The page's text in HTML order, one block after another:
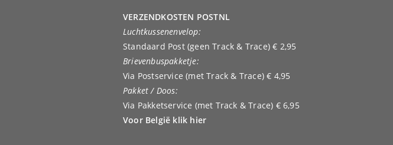
VERZENDKOSTEN POSTNL
Luchtkussenenvelop:
Standaard Post (geen Track & Trace) € 2,95
Brievenbuspakketje:
Via Postservice (met Track & Trace) € 4,95
Pakket / Doos:
Via Pakketservice (met Track & Trace) € 6,95
Voor België klik hier